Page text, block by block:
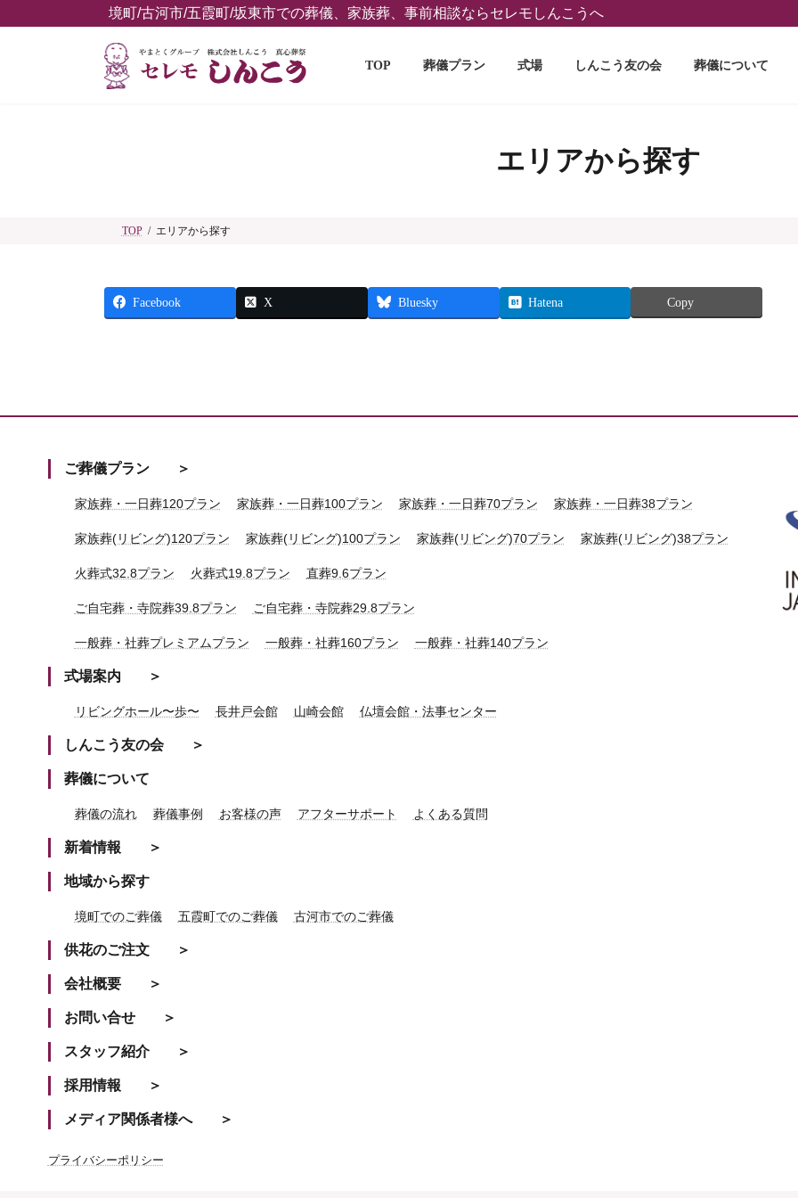
ン
ビ
境町/古河市/五霞町/坂東市での葬儀、家族葬、事前相談ならセレモしんこうへ
TOP 葬儀プラン 式場 しんこう友の会 葬儀について
エリアから探す
TOP エリアから探す
Facebook X Bluesky Hatena Copy
ご葬儀プラン
家族葬・一日葬120プラン 家族葬・一日葬100プラン 家族葬・一日葬70プラン 家族葬・一日葬38プラン
家族葬(リビング)120プラン 家族葬(リビング)100プラン 家族葬(リビング)70プラン 家族葬(リビング)38プラン
火葬式32.8プラン 火葬式19.8プラン 直葬9.6プラン
ご自宅葬・寺院葬39.8プラン ご自宅葬・寺院葬29.8プラン
一般葬・社葬プレミアムプラン 一般葬・社葬160プラン 一般葬・社葬140プラン
式場案内
リビングホール〜歩〜 長井戸会館 山崎会館 仏壇会館・法事センター
しんこう友の会
葬儀について
葬儀の流れ 葬儀事例 お客様の声 アフターサポート よくある質問
新着情報
地域から探す
境町でのご葬儀 五霞町でのご葬儀 古河市でのご葬儀
供花のご注文
会社概要
お問い合せ
スタッフ紹介
採用情報
メディア関係者様へ
プライバシーポリシー